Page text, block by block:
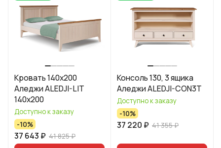
Кровать 140x200
Аледжи ALEDJI-LIT
140x200
Доступно к заказу
-10%
37 643 ₽ 41 825 ₽
Консоль 130, 3 ящика
Аледжи ALEDJI-CON3T
Доступно к заказу
-10%
37 220 ₽ 41 355 ₽